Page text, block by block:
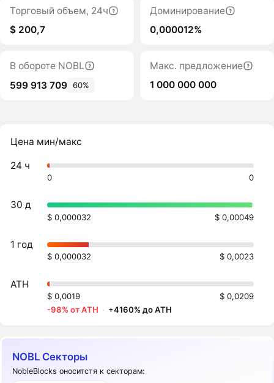
Торговый объем, 24ч
$ 200,7
Доминирование
0,000012%
В обороте NOBL
599 913 709 60%
Макс. предложение
1 000 000 000
Цена мин/макс
24 ч
0 0
30 д
$ 0,000032 $ 0,00049
1 год
$ 0,000032 $ 0,0023
ATH
$ 0,0019
$ 0,0209
-98% от ATH · +4160% до ATH
NOBL Секторы
NobleBlocks оноситстя к секторам: